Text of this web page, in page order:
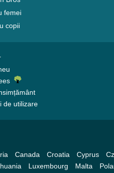
femei
copii
de utilizare
Canada Croatia Cyprus
Luxembourg Malta